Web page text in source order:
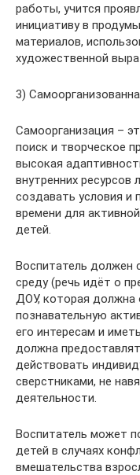
работы, учится
инициативу в
материалов,
художественной
3)
Самоорганизация –
поиск и творческое
высокая
внутренних
создавать условия и
времени для
детей.
Воспитатель должен
среду (речь идёт о
ДОУ, которая должна
познавательную
его интересам и
должна
действовать
сверстниками, не
деятельности.
Воспитатель может
детей в случаях
вмешательства